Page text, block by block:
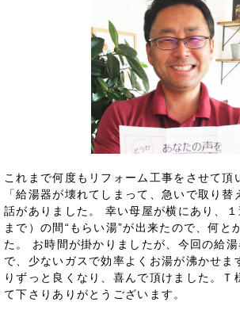
これまで何度もリフォーム工事をさせて頂
「給湯器が壊れてしまって、急いで取り替
話がありました。 幸い母屋が横にあり、
まで）の間“もらい湯”が出来たので、何と
た。 お時間が掛かりましたが、今回の給
で、少ないガスで効率よくお湯が沸かせま
りずっと良くなり、喜んで頂けました。Ｔ
て下さりありがとうございます。